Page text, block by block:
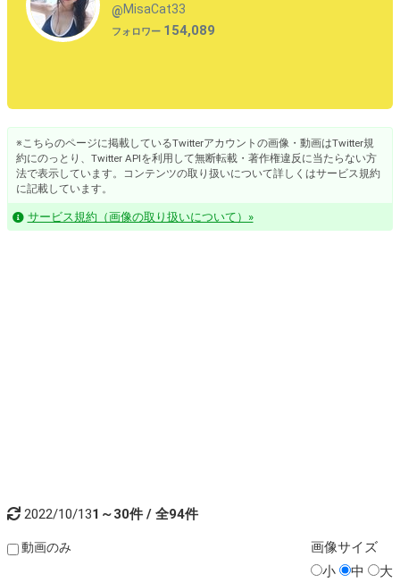
@MisaCat33
フォロワー 154,089
※こちらのページに掲載しているTwitterアカウントの画像・動画はTwitter規
約にのっとり、Twitter APIを利用して無断転載・著作権違反に当たらない方
法で表示しています。コンテンツの取り扱いについて詳しくはサービス規約
に記載しています。
サービス規約（画像の取り扱いについて）»
2022/10/131～30件 / 全94件
動画のみ 画像サイズ
小
中 大